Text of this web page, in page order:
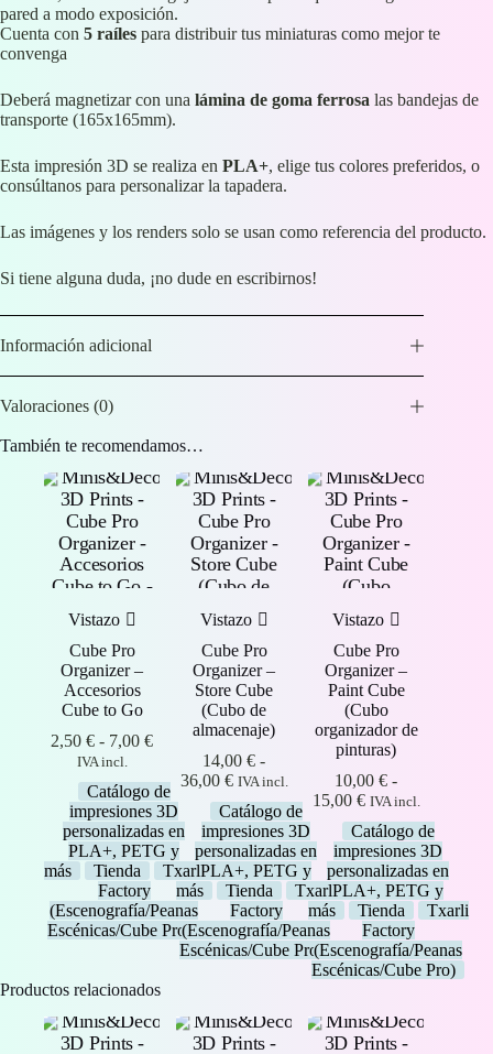
pared a modo exposición.
Cuenta con 5 raíles para distribuir tus miniaturas como mejor te
convenga
Deberá magnetizar con una lámina de goma ferrosa las bandejas de
transporte (165x165mm).
Esta impresión 3D se realiza en PLA+, elige tus colores preferidos, o
consúltanos para personalizar la tapadera.
Las imágenes y los renders solo se usan como referencia del producto.
Si tiene alguna duda, ¡no dude en escribirnos!
Información adicional
Valoraciones (0)
También te recomendamos…
Vistazo
Cube Pro
Organizer –
Accesorios
Cube to Go
2,50€ - 7,00€Rango
precios:
desde
2,50 €
hasta
7,00 €
IVA incl.
Catálogo de
impresiones 3D
personalizadas en
PLA+, PETG y
más
Tienda
Txarli
Factory
(Escenografía/Peanas
Escénicas/Cube Pro)
Vistazo
Cube Pro
Organizer –
Store Cube
(Cubo de
almacenaje)
14,00€ -
36,00 €Rango
de
precios:
desde
14,00 €
hasta
36,00 €
IVA incl.
Catálogo de
impresiones 3D
personalizadas en
PLA+, PETG y
más
Tienda
Txarli
Factory
(Escenografía/Peanas
Escénicas/Cube Pro)
Vistazo
Cube Pro
Organizer –
Paint Cube
(Cubo
organizador de
pinturas)
10,00€ -
15,00 €Rango
de
precios:
desde
10,00 €
hasta
15,00 €
IVA incl.
Catálogo de
impresiones 3D
personalizadas en
PLA+, PETG y
más
Tienda
Txarli
Factory
(Escenografía/Peanas
Escénicas/Cube Pro)
Productos relacionados